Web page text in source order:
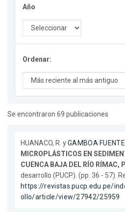
Año
Ordenar:
Se encontraron 69 publicaciones
HUANACO, R. yGAMBOA
MICROPLÁSTICOS EN
CUENCA BAJA DEL RÍO RÍMAC,
desarrollo (PUCP). (pp. 36 - 57).
https://revistas.pucp.edu.pe/
ollo/article/view/27942/25959